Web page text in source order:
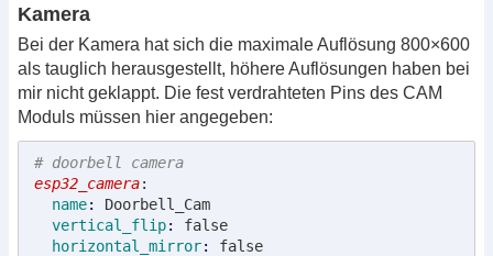
Kamera
Bei der Kamera hat sich die maximale Auflösung 800×600
als tauglich herausgestellt, höhere Auflösungen haben bei
mir nicht geklappt. Die fest verdrahteten Pins des CAM
Moduls müssen hier angegeben:
# doorbell camera
esp32_camera:
  name
: Doorbell_Cam
  vertical_flip
: false
  horizontal_mirror
: false